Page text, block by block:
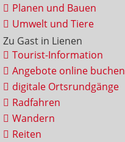
Planen und Bauen
Umwelt und Tiere
Zu Gast in Lienen
Tourist-Information
Angebote online buchen
digitale Ortsrundgänge
Radfahren
Wandern
Reiten